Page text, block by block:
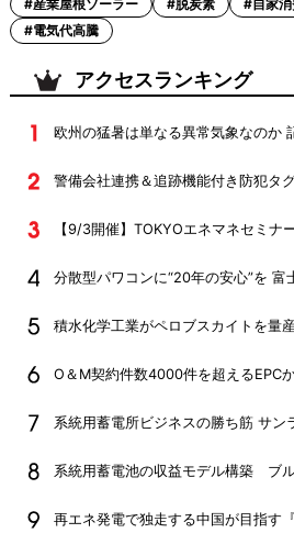
#産業屋根ソーラー
#脱炭素 #自家消
#電気代高騰
アクセスランキング
欧州の猛暑は単なる異常気象なのか
警備会社連携＆追跡機能付き防犯タ
【9/3開催】TOKYOエネマネセミナ
分散型パワコンに“20年の安心”を 富
積水化学工業がペロブスカイトを量
O＆M契約件数4000件を超えるEPC
系統用蓄電所ビジネスの勝ち筋 サン
系統用蓄電池の収益モデル構築 ブ
再エネ発電で独走する中国が目指す